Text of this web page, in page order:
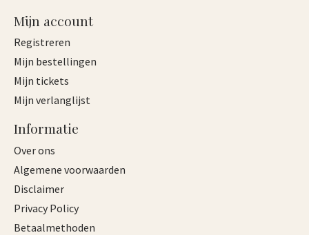
Mijn account
Registreren
Mijn bestellingen
Mijn tickets
Mijn verlanglijst
Informatie
Over ons
Algemene voorwaarden
Disclaimer
Privacy Policy
Betaalmethoden